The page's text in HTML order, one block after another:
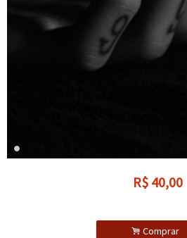
R$ 40,00
. Comprar